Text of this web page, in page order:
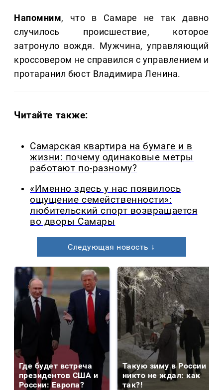
Напомним, что в Самаре не так давно
случилось происшествие, которое
затронуло вождя. Мужчина, управляющий
кроссовером не справился с управлением и
протаранил бюст Владимира Ленина.
Читайте также:
Самарская квартира на бумаге и в
жизни: почему одинаковые метры
работают по-разному?
«Именно здесь у нас появилось
ощущение семейственности»:
любительский спорт возвращается
во дворы Самары
Следующая новость ↓
Где будет встреча
президентов США и
России: Европа?
Такую зиму в России
никто не ждал: как
так?!